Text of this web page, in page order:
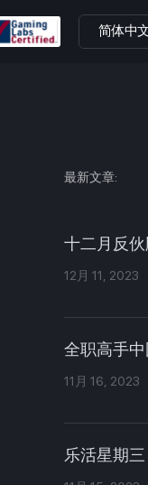
简体中
最新文章:
十二月反
12月 11, 2023
全职高手
11月 16, 2023
乐活星期三